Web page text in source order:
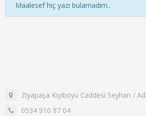
Maalesef hiç yazı bulamadım..
Ziyapaşa Kıyıboyu Caddesi Seyhan /
0534 910 97 04